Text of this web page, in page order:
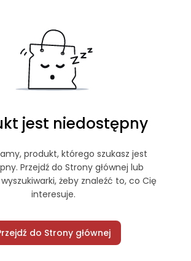
jest niedostępny
produkt, którego szukasz jest
Przejdź do Strony głównej lub
żeby znaleźć to, co Cię
interesuje.
do Strony głównej